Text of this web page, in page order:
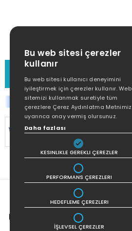
MÜŞTERİ HİZMETLERİ
(0212) 373 77 00
SİTEMİZ
KORUNMAKTADIR.
Bu web sitesi çerezler
kullanır
Bu web sitesi kullanıcı deneyimini
iyileştirmek için çerezler kullanır. Web
sitemizi kullanmak suretiyle tüm
çerezlere Çerez Aydınlatma Metnimiz
uyarınca onay vermiş olursunuz.
Daha fazlası
KESINLIKLE GEREKLI ÇEREZLER
PERFORMANS ÇEREZLERI
HEDEFLEME ÇEREZLERI
İŞLEVSEL ÇEREZLER